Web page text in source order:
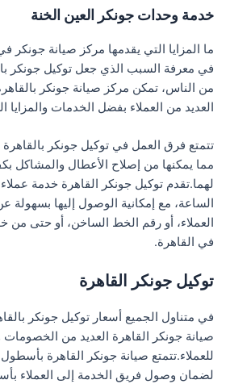
خدمة وحدات جونكر العين الخنة
ما المزايا التي يقدمها مركز صيانة جونكر
في معرفة السبب الذي جعل توكيل جونكر
من الناس، تمكن مركز صيانة جونكر
العديد من العملاء بفضل الخدمات والمزايا
تتمتع فرق العمل في توكيل جونكر بالقاهرة
مما يمكنها من إصلاح الأعطال والمشاكل
لهما.تقدم توكيل جونكر القاهرة خدمة
الساعة، مع إمكانية الوصول إليها
العملاء، أو رقم الخط الساخن، أو حتى من
في القاهرة.
توكيل جونكر القاهرة
في متناول الجميع أسعار توكيل جونكر
صيانة جونكر القاهرة العديد من الخصومات
للعملاء.تتمتع صيانة جونكر القاهرة
لضمان وصول فريق الخدمة إلى العملاء